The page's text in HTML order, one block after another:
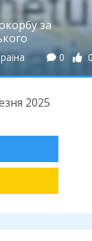
за
0
2025